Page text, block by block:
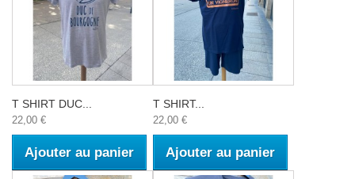
T SHIRT DUC...
22,00 €
Ajouter au panier
T SHIRT...
22,00 €
Ajouter au panier